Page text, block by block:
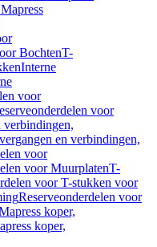
BochtenT-
Interne
voor
voor
verbindingen,
en verbindingen,
voor
voor MuurplatenT-
voor T-stukken voor
Reserveonderdelen voor
koper,
koper,